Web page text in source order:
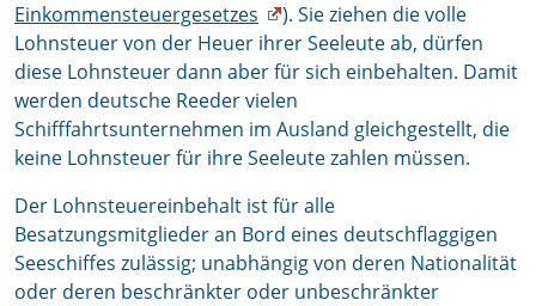
Einkommensteuergesetzes
). Sie ziehen die volle
Lohnsteuer von der Heuer ihrer Seeleute ab, dürfen
diese Lohnsteuer dann aber für sich einbehalten. Damit
werden deutsche Reeder vielen
Schifffahrtsunternehmen im Ausland gleichgestellt, die
keine Lohnsteuer für ihre Seeleute zahlen müssen.
Der Lohnsteuereinbehalt ist für alle
Besatzungsmitglieder an Bord eines deutschflaggigen
Seeschiffes zulässig; unabhängig von deren Nationalität
oder deren beschränkter oder unbeschränkter